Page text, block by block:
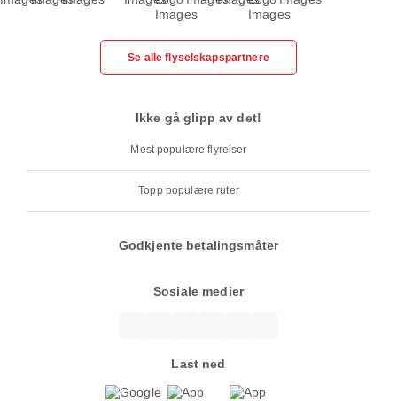
Se alle flyselskapspartnere
Ikke gå glipp av det!
Mest populære flyreiser
Topp populære ruter
Godkjente betalingsmåter
Sosiale medier
Last ned